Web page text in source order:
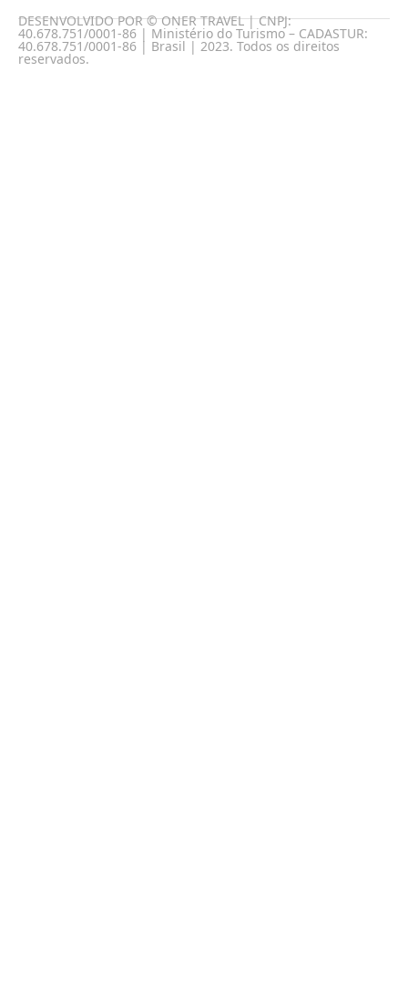
DESENVOLVIDO POR © ONER TRAVEL | CNPJ:
40.678.751/0001-86 | Ministério do Turismo – CADASTUR:
40.678.751/0001-86 | Brasil | 2023. Todos os direitos
reservados.